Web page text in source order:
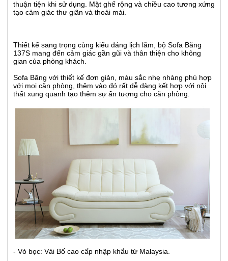
thuận tiện khi sử dụng. Mặt ghế rộng và chiều cao tương xứng
tạo cảm giác thư giãn và thoải mái.
Thiết kế sang trọng cùng kiểu dáng lịch lãm, bộ Sofa Băng
137S mang đến cảm giác gần gũi và thân thiện cho không
gian của phòng khách.
Sofa Băng với thiết kế đơn giản, màu sắc nhẹ nhàng phù hợp
với mọi căn phòng, thêm vào đó rất dễ dàng kết hợp với nội
thất xung quanh tạo thêm sự ấn tượng cho căn phòng.
- Vỏ bọc: Vải Bố cao cấp nhập khẩu từ Malaysia.